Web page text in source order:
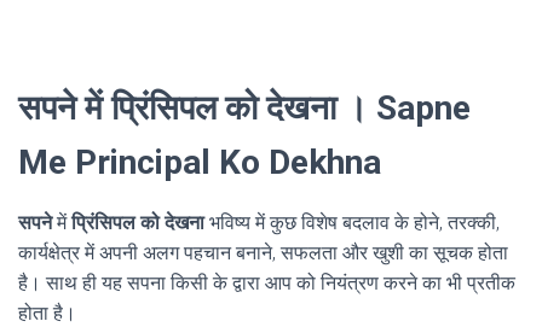
सपने में प्रिंसिपल को देखना । Sapne
Me Principal Ko Dekhna
सपनेमेंप्रिंसिपल को देखनाभविष्य में कुछ विशेष बदलाव के होने, तरक्की,
कार्यक्षेत्र में अपनी अलग पहचान बनाने, सफलता और खुशी का सूचक होता
है। साथ ही यह सपना किसी के द्वारा आप को नियंत्रण करने का भी प्रतीक
होता है।